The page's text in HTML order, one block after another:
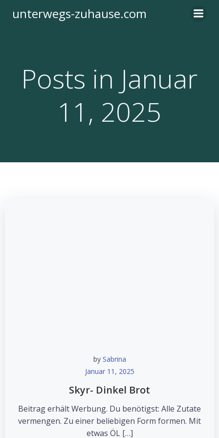
Inhalt
unterwegs-zuhause.com
Posts in Januar
11, 2025
by Sabrina
Januar 11, 2025
Skyr- Dinkel Brot
Beitrag erhält Werbung. Du benötigst: Alle Zutate
vermengen. Zu einer beliebigen Form formen. Mit
etwas ÖL […]